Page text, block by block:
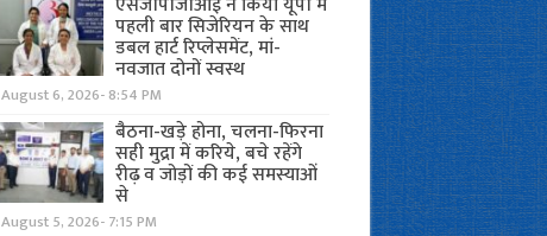
पहली बार सिजेरियन के साथ
डबल हार्ट रिप्लेसमेंट, मां-
नवजात दोनों स्वस्थ
August 6, 2026- 8:54 PM
बैठना-खड़े होना, चलना-फिरना
सही मुद्रा में करिये, बचे रहेंगे
रीढ़ व जोड़ों की कई समस्याओं
से
August 5, 2026- 7:15 PM